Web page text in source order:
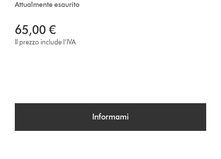
Attualmente esaurito
65,00 €
Il prezzo include l’IVA
Informami